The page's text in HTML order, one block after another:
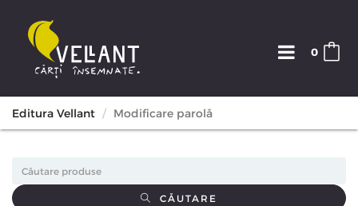
0
Editura Vellant Modificare parolă
CĂUTARE